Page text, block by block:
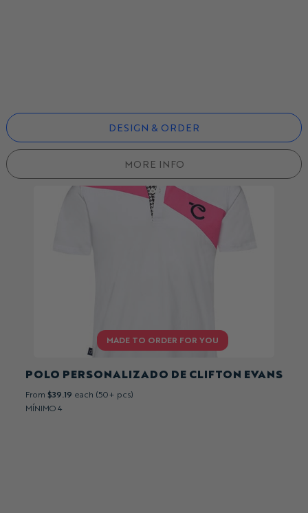
DESIGN & ORDER
MORE INFO
POLO PERSONALIZADO DE CLIFTON EVANS
From $39.19 each (50+ pcs)
MÍNIMO 4